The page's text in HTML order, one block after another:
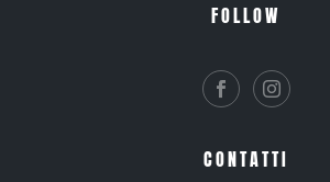
FOLLOW
CONTATTI